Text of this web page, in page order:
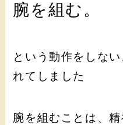
腕を組む。
という動作をしな
れてしました
腕を組むことは、